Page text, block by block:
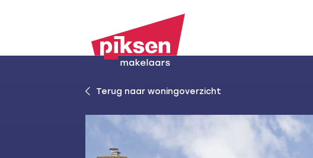
Terug naar woningoverzicht